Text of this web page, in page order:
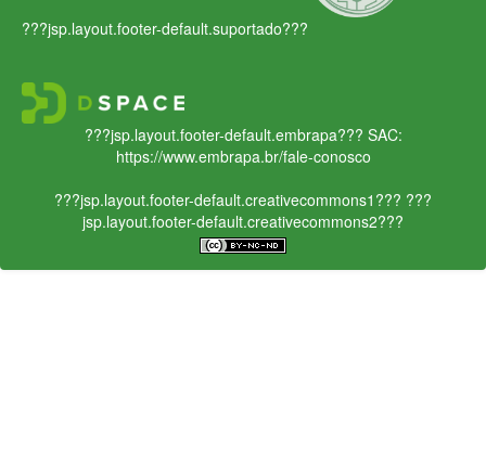
???jsp.layout.footer-default.suportado???
???jsp.layout.footer-default.embrapa??? SAC:
https://www.embrapa.br/fale-conosco
???jsp.layout.footer-default.creativecommons1??? ???
jsp.layout.footer-default.creativecommons2???